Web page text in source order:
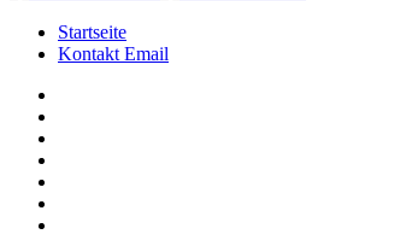
Startseite
Kontakt Email